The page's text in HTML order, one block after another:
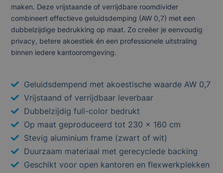
maken. Deze vrijstaande of verrijdbare roomdivider
combineert effectieve geluidsdemping (AW 0,7) met een
dubbelzijdige bedrukking op maat. Zo creëer je eenvoudig
privacy, betere akoestiek én een professionele uitstraling
binnen iedere kantooromgeving.
Geluidsdempend met akoestische waarde AW 0,7
Vrijstaand of verrijdbaar leverbaar
Dubbelzijdig full-color bedrukt
Op maat geproduceerd tot 230 × 160 cm
Stevig aluminium frame (zwart of wit)
Duurzaam materiaal met gerecyclede backing
Geschikt voor open kantoren en flexwerkplekken